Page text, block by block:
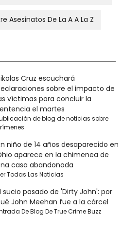
Asesinatos De La A A La Z
Cruz escuchará
sobre el impacto de
víctimas para concluir la
el martes
de blog de noticias sobre
niño de 14 años desaparecido en
aparece en la chimenea de
casa abandonada
Todas Las Noticias
sucio pasado de 'Dirty John': por
John Meehan fue a la cárcel
De Blog De True Crime Buzz